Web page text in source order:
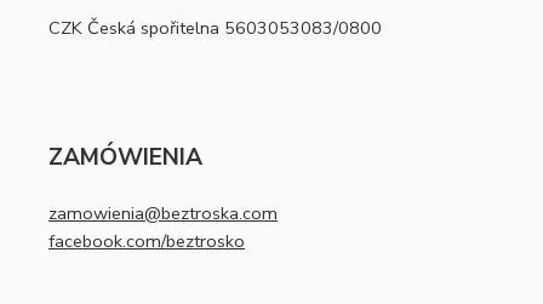
CZK Česká spořitelna 5603053083/0800
ZAMÓWIENIA
zamowienia@beztroska.com
facebook.com/beztrosko